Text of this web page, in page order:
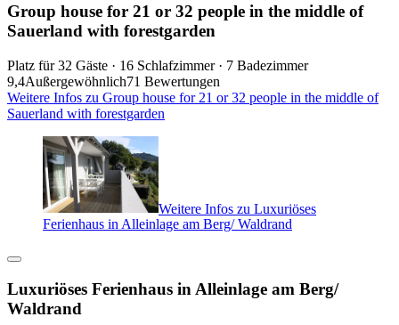
Group house for 21 or 32 people in the middle of
Sauerland with forestgarden
Platz für 32 Gäste · 16 Schlafzimmer · 7 Badezimmer
9,4Außergewöhnlich71 Bewertungen
Weitere Infos zu Group house for 21 or 32 people in the middle of
Sauerland with forestgarden
Weitere Infos zu Luxuriöses
Ferienhaus in Alleinlage am Berg/ Waldrand
Luxuriöses Ferienhaus in Alleinlage am Berg/
Waldrand